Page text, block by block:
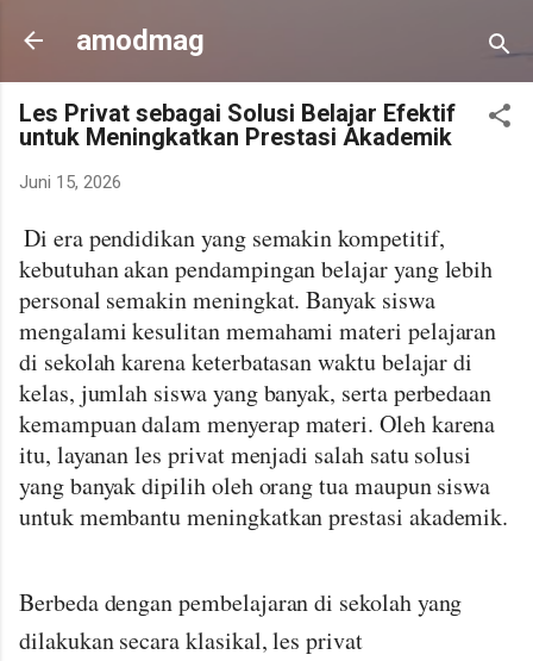
Langsung ke konten utama
amodmag
Les Privat sebagai Solusi Belajar Efektif
untuk Meningkatkan Prestasi Akademik
Juni 15, 2026
Di era pendidikan yang semakin kompetitif,
kebutuhan akan pendampingan belajar yang lebih
personal semakin meningkat. Banyak siswa
mengalami kesulitan memahami materi pelajaran
di sekolah karena keterbatasan waktu belajar di
kelas, jumlah siswa yang banyak, serta perbedaan
kemampuan dalam menyerap materi. Oleh karena
itu, layanan les privat menjadi salah satu solusi
yang banyak dipilih oleh orang tua maupun siswa
untuk membantu meningkatkan prestasi akademik.
Berbeda dengan pembelajaran di sekolah yang
dilakukan secara klasikal, les privat